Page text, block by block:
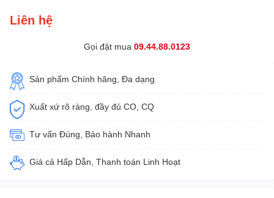
Liên hệ
Gọi đặt mua 09.44.88.0123
Sản phẩm Chính hãng, Đa dạng
Xuất xứ rõ ràng, đầy đủ CO, CQ
Tư vấn Đúng, Bảo hành Nhanh
Giá cả Hấp Dẫn, Thanh toán Linh Hoạt